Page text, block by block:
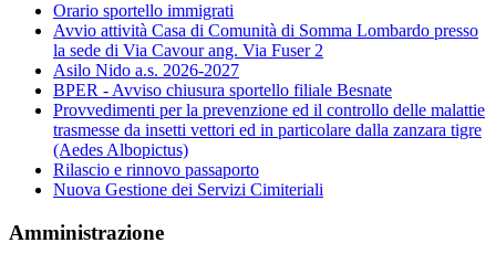
Orario sportello immigrati
Avvio attività Casa di Comunità di Somma Lombardo presso
la sede di Via Cavour ang. Via Fuser 2
Asilo Nido a.s. 2026-2027
BPER - Avviso chiusura sportello filiale Besnate
Provvedimenti per la prevenzione ed il controllo delle malattie
trasmesse da insetti vettori ed in particolare dalla zanzara tigre
(Aedes Albopictus)
Rilascio e rinnovo passaporto
Nuova Gestione dei Servizi Cimiteriali
Amministrazione